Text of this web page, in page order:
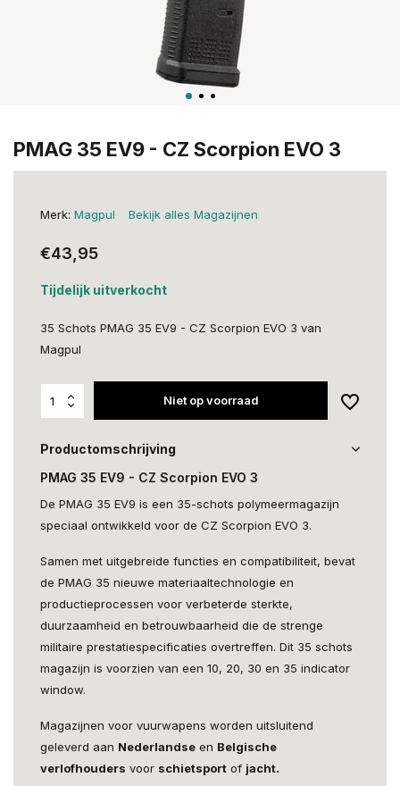
PMAG 35 EV9 - CZ Scorpion EVO 3
Merk: Magpul Bekijk alles Magazijnen
€43,95
Tijdelijk uitverkocht
35 Schots PMAG 35 EV9 - CZ Scorpion EVO 3 van
Magpul
Niet op voorraad
Productomschrijving
PMAG 35 EV9 - CZ Scorpion EVO 3
De PMAG 35 EV9 is een 35-schots polymeermagazijn
speciaal ontwikkeld voor de CZ Scorpion EVO 3.
Samen met uitgebreide functies en compatibiliteit, bevat
de PMAG 35 nieuwe materiaaltechnologie en
productieprocessen voor verbeterde sterkte,
duurzaamheid en betrouwbaarheid die de strenge
militaire prestatiespecificaties overtreffen. Dit 35 schots
magazijn is voorzien van een 10, 20, 30 en 35 indicator
window.
Magazijnen voor vuurwapens worden uitsluitend
geleverd aan Nederlandse en Belgische
verlofhouders voor schietsport of jacht.